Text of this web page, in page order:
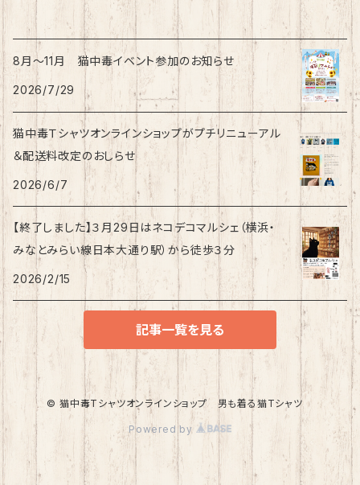
8月〜11月 猫中毒イベント参加のお知らせ
2026/7/29
猫中毒Ｔシャツオンラインショップがプチリニューアル
＆配送料改定のおしらせ
2026/6/7
【終了しました】３月29日はネコデコマルシェ（横浜・
みなとみらい線日本大通り駅）から徒歩３分
2026/2/15
記事一覧を見る
© 猫中毒Tシャツオンラインショップ 男も着る猫Tシャツ
Powered by